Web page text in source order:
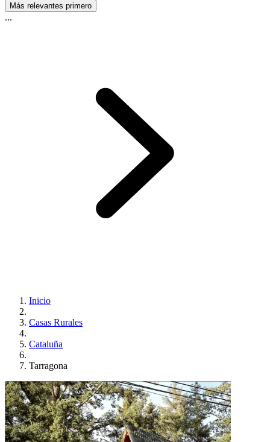
Más relevantes primero
...
Inicio
Casas Rurales
Cataluña
Tarragona